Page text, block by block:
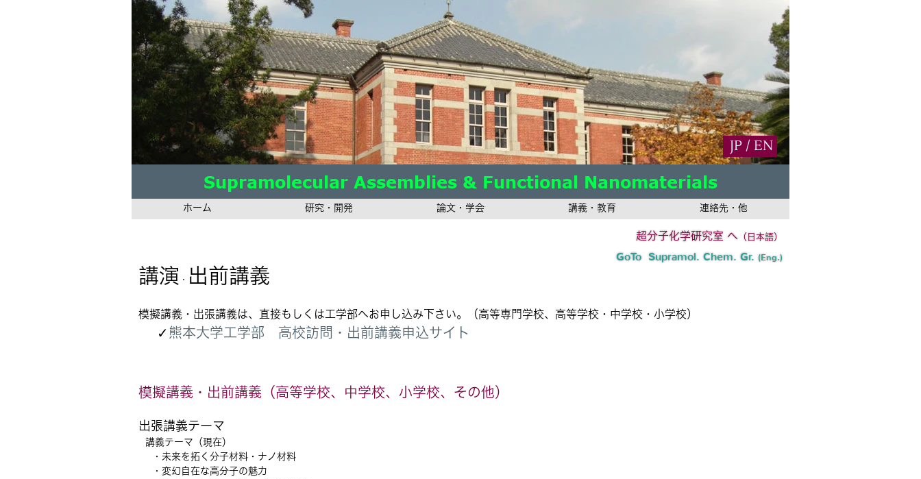
JP/EN
Supramolecular Assemblies & Functional Nanomaterials
Supramolecular Assemblies & Functional Nanomaterials
Supramolecular Assemblies & Functional Nanomaterials
ホーム 研究・開発 論文・学会 講義・教育 連絡先・他
超分子化学研究室 へ （日本語）
GoTo Supramol. Chem. Gr. (Eng.)
講演 ・ 出前講義
模擬講義・出張講義は、直接もしくは工学部へお申し込み下さい。（高等専門学校、高等学校・中学校・小学校）
✓ 熊本大学工学部 高校訪問・出前講義申込サイト
模擬講義・出前講義（高等学校、中学校、小学校、その他）
出張講義テーマ
講義テーマ（現在）
・未来を拓く分子材料・ナノ材料
・変幻自在な高分子の魅力